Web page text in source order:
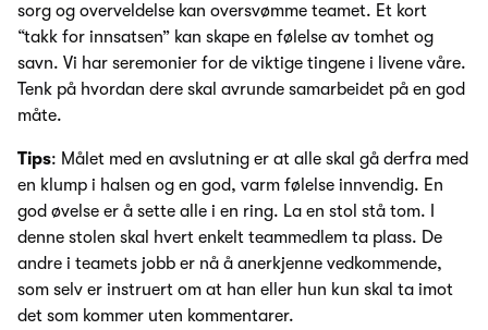
sorg og overveldelse kan oversvømme teamet. Et kort
“takk for innsatsen” kan skape en følelse av tomhet og
savn. Vi har seremonier for de viktige tingene i livene våre.
Tenk på hvordan dere skal avrunde samarbeidet på en god
måte.
Tips: Målet med en avslutning er at alle skal gå derfra med
en klump i halsen og en god, varm følelse innvendig. En
god øvelse er å sette alle i en ring. La en stol stå tom. I
denne stolen skal hvert enkelt teammedlem ta plass. De
andre i teamets jobb er nå å anerkjenne vedkommende,
som selv er instruert om at han eller hun kun skal ta imot
det som kommer uten kommentarer.